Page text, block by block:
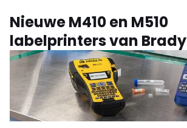
Nieuwe M410 en M510
labelprinters van Brady